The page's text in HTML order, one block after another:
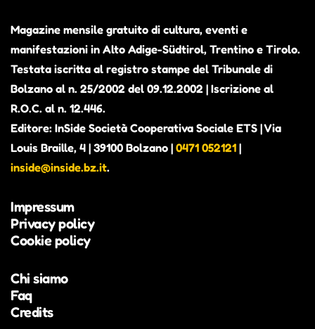
Magazine mensile gratuito di cultura, eventi e
manifestazioni in Alto Adige-Südtirol, Trentino e Tirolo.
Testata iscritta al registro stampe del Tribunale di
Bolzano al n. 25/2002 del 09.12.2002 | Iscrizione al
R.O.C. al n. 12.446.
Editore: InSide Società Cooperativa Sociale ETS | Via
Louis Braille, 4 | 39100 Bolzano | 0471 052121 |
inside@inside.bz.it.
Impressum
Privacy policy
Cookie policy
Chi siamo
Faq
Credits